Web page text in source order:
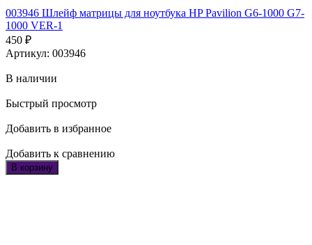
003946 Шлейф матрицы для ноутбука HP Pavilion G6-1000 G7-
1000 VER-1
450 ₽
Артикул: 003946
В наличии
Быстрый просмотр
Добавить в избранное
Добавить к сравнению
В корзину